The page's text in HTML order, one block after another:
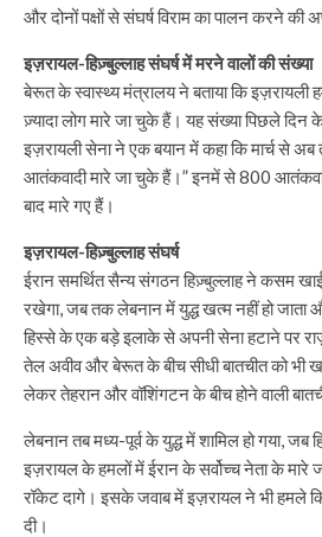
और दोनों पक्षों से संघर्ष विराम का पालन करने की
इज़रायल-हिज़्बुल्लाह संघर्ष में मरने वालों की संख्या
बेरूत के स्वास्थ्य मंत्रालय ने बताया कि
ज़्यादा लोग मारे जा चुके हैं। यह संख्या पिछले दिन
इज़रायली सेना ने एक बयान में कहा कि मार्च से
आतंकवादी मारे जा चुके हैं।” इनमें से 800
बाद मारे गए हैं।
इज़रायल-हिज़्बुल्लाह संघर्ष
ईरान समर्थित सैन्य संगठन हिज़्बुल्लाह ने कसम
रखेगा, जब तक लेबनान में युद्ध खत्म नहीं हो जाता
हिस्से के एक बड़े इलाके से अपनी सेना हटाने पर
तेल अवीव और बेरूत के बीच सीधी बातचीत को भी
लेकर तेहरान और वॉशिंगटन के बीच होने वाली
लेबनान तब मध्य-पूर्व के युद्ध में शामिल हो गया, जब
इज़रायल के हमलों में ईरान के सर्वोच्च नेता के मारे
रॉकेट दागे। इसके जवाब में इज़रायल ने भी हमले
दी।